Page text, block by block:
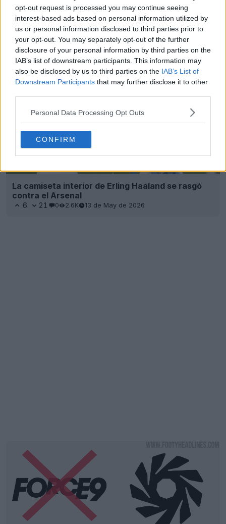
opt-out request is processed you may continue seeing
interest-based ads based on personal information utilized by
us or personal information disclosed to third parties prior to
your opt-out. You may separately opt-out of the further
disclosure of your personal information by third parties on the
IAB’s list of downstream participants. This information may
also be disclosed by us to third parties on the IAB’s List of
Downstream Participants that may further disclose it to other
Personal Data Processing Opt Outs
CONFIRM
Se revelan las llamativas botas Nike Phantom 6
Erling Haaland 2026 Signature - Disponibles el 20
de abril
14 28 13 de May de 2026
La camiseta interior de Erling Haaland se rasgó
contra el Arsenal
6 21 0 2.6K 13 de May de 2026